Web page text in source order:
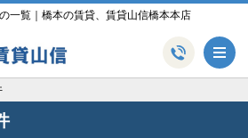
一覧｜橋本の賃貸、賃貸山信橋本本店